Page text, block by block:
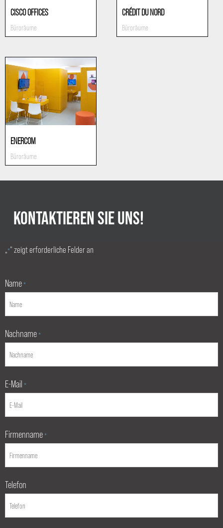
CISCO OFFICES
Büroräume
CRÉDIT DU NORD
Büroräume
ENERCOM
Büroräume
KONTAKTIEREN SIE UNS!
„*“ zeigt erforderliche Felder an
Name *
Nachname *
E-Mail *
Firmenname *
Telefon